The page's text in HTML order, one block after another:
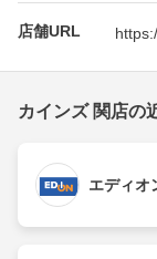
店舗URL
カインズ 関店の
エディオ